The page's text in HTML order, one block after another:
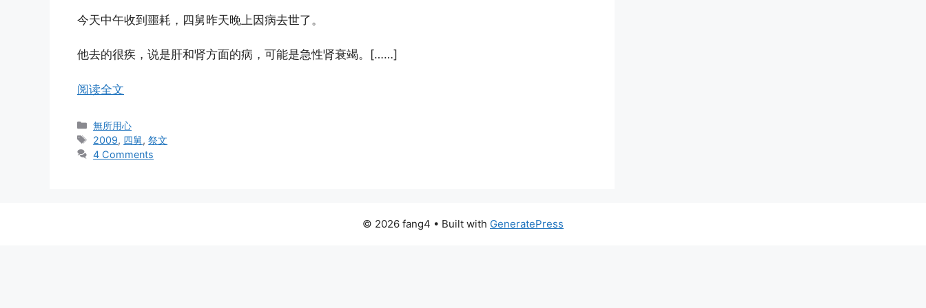
今天中午收到噩耗，四舅昨天晚上因病去世了。
他去的很疾，说是肝和肾方面的病，可能是急性肾衰竭。[……]
阅读全文
Categories
無所用心
Tags
2009, 四舅,祭文
4 Comments
© 2026 fang4 • Built with GeneratePress